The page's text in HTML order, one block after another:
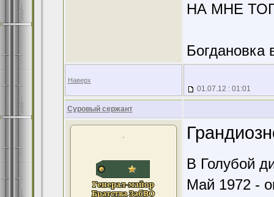
НА МНЕ
Наверх
01.07.12 : 01:01
Суровый сержант
.
В Голубой
Май 1972 -